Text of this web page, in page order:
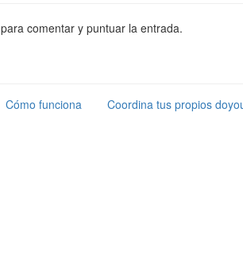
para comentar y puntuar la entrada.
Cómo funciona Coordina tus propios